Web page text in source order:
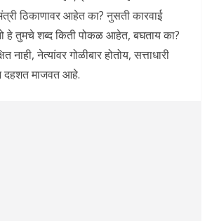
ठिकाणावर आहेत का? नुसती कारवाई
हे तुमचे शब्द किती पोकळ आहेत, बघताय का?
नाही, नेत्यांवर गोळीबार होतोय, सत्ताधारी
माजवत आहे.